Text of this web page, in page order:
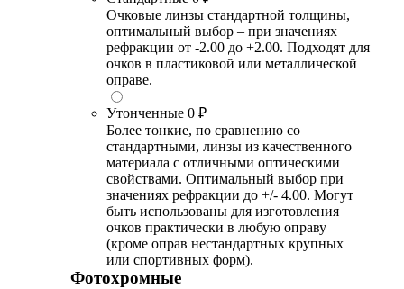
Очковые линзы стандартной толщины,
оптимальный выбор – при значениях
рефракции от -2.00 до +2.00. Подходят для
очков в пластиковой или металлической
оправе.
Утонченные 0 ₽
Более тонкие, по сравнению со
стандартными, линзы из качественного
материала с отличными оптическими
свойствами. Оптимальный выбор при
значениях рефракции до +/- 4.00. Могут
быть использованы для изготовления
очков практически в любую оправу
(кроме оправ нестандартных крупных
или спортивных форм).
Фотохромные